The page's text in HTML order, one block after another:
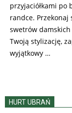
przyjaciółkami po
randce.
swetrów
Twoją stylizację,
wyjątkowy …
HURT UBRAŃ